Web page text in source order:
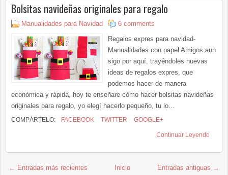
Bolsitas navideñas originales para regalo
Manualidades para Navidad
6 comments
Regalos expres para navidad-
Manualidades con papel Amigos aun
sigo por aquí, trayéndoles nuevas
ideas de regalos expres, que
podemos hacer de manera
económica y rápida, hoy te enseñare cómo hacer bolsitas navideñas
originales para regalo, yo elegí hacerlo pequeño, tu lo...
COMPÁRTELO: FACEBOOK TWITTER GOOGLE+
Continuar Leyendo
← Entradas más recientes Entradas antiguas →
Inicio